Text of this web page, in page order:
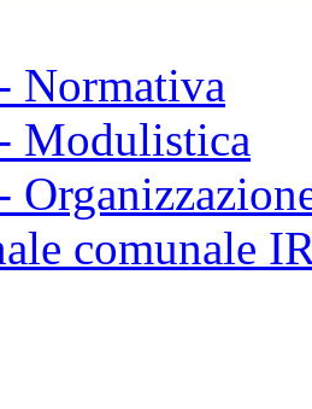
Normativa
Modulistica
comunale